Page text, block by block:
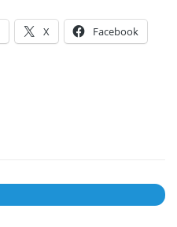
X Facebook